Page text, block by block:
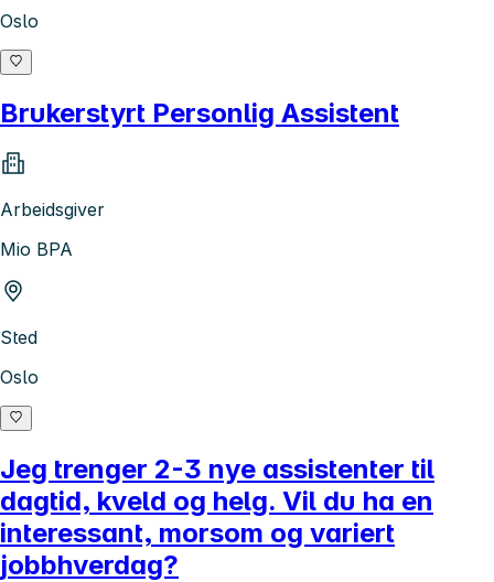
Oslo
Brukerstyrt Personlig Assistent
Arbeidsgiver
Mio BPA
Sted
Oslo
Jeg trenger 2-3 nye assistenter til
dagtid, kveld og helg. Vil du ha en
interessant, morsom og variert
jobbhverdag?